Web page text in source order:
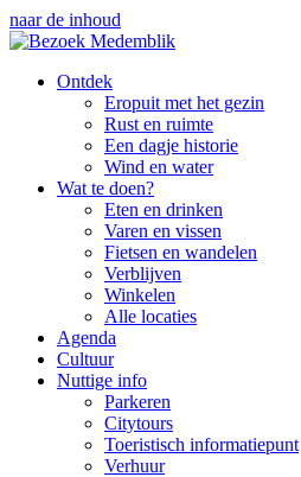
naar de inhoud
Ontdek
Eropuit met het gezin
Rust en ruimte
Een dagje historie
Wind en water
Wat te doen?
Eten en drinken
Varen en vissen
Fietsen en wandelen
Verblijven
Winkelen
Alle locaties
Agenda
Cultuur
Nuttige info
Parkeren
Citytours
Toeristisch informatiepunt
Verhuur